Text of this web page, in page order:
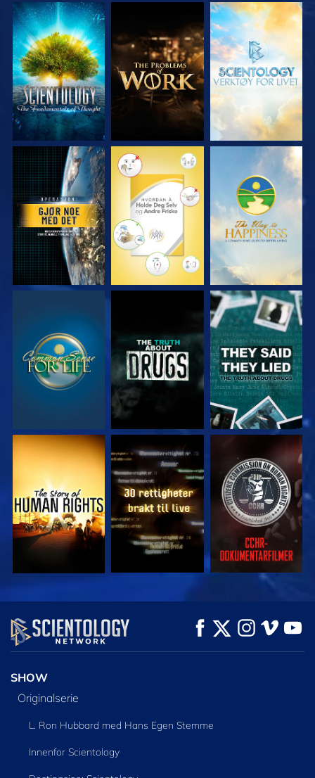
UTFORSK SERIEN UTFORSK SERIEN UTFORSK SERIEN
SE SE SE
SE SE
SE SE SE
SE UTFORSK SERIEN
SHOW
Originalserie
L. Ron Hubbard med Hans Egen Stemme
Innenfor Scientology